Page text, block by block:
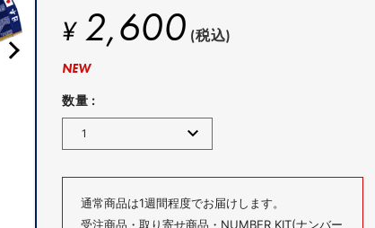
¥ 2,600 (税込)
NEW
数量 :
通常商品は1週間程度でお届けします。
受注商品・取り寄せ商品・NUMBER KIT(ナンバー